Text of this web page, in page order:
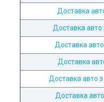
Доставка
Доставка авто
Доставка авто
Доставка
Доставка авто
Доставка авто